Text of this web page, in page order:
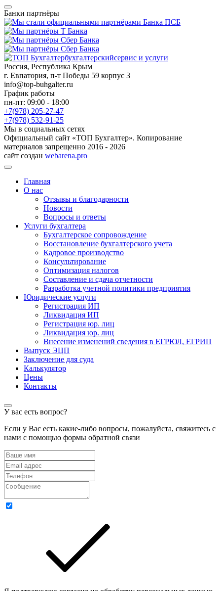
Банки партнёры
бухгалтерскийсервис и услуги
Россия, Республика Крым
г. Евпатория, п-т Победы 59 корпус 3
info@top-buhgalter.ru
График работы
пн-пт: 09:00 - 18:00
+7(978) 205-27-47
+7(978) 532-91-25
Мы в социальных сетях
Официальный сайт «ТОП Бухгалтер». Копирование
материалов запрещенно 2016 - 2026
сайт создан webarena.pro
Главная
О нас
Отзывы и благодарности
Новости
Вопросы и ответы
Услуги бухгалтера
Бухгалтерское сопровождение
Восстановление бухгалтерского учета
Кадровое производство
Консультирование
Оптимизация налогов
Составление и сдача отчетности
Разработка учетной политики предприятия
Юридические услуги
Регистрация ИП
Ликвидация ИП
Регистрация юр. лиц
Ликвидация юр. лиц
Внесение изменений сведения в ЕГРЮЛ, ЕГРИП
Выпуск ЭЦП
Заключение для суда
Калькулятор
Цены
Контакты
У вас есть вопрос?
Если у Вас есть какие-либо вопросы, пожалуйста, свяжитесь с
нами с помощью формы обратной связи